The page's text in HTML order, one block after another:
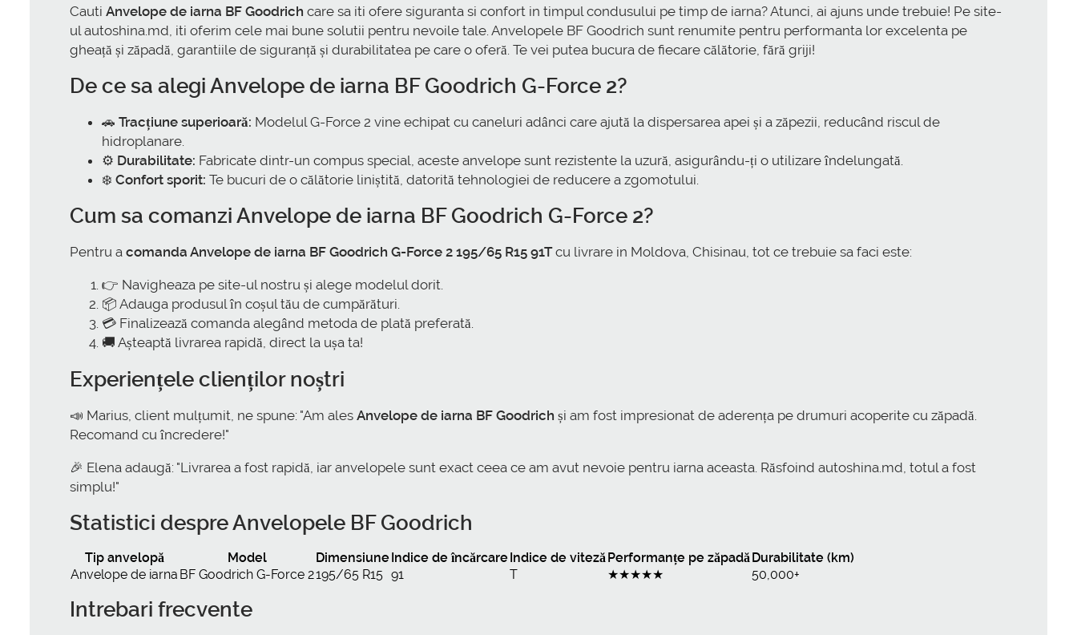
Cauti Anvelope de iarna BF Goodrich care sa iti ofere siguranta si confort in timpul condusului pe timp de iarna? Atunci, ai ajuns unde trebuie! Pe site-
ul autoshina.md, iti oferim cele mai bune solutii pentru nevoile tale. Anvelopele BF Goodrich sunt renumite pentru performanta lor excelenta pe
gheață și zăpadă, garantiile de siguranță și durabilitatea pe care o oferă. Te vei putea bucura de fiecare călătorie, fără griji!
De ce sa alegi Anvelope de iarna BF Goodrich G-Force 2?
🚗 Tracțiune superioară: Modelul G-Force 2 vine echipat cu caneluri adânci care ajută la dispersarea apei și a zăpezii, reducând riscul de
hidroplanare.
⚙️ Durabilitate: Fabricate dintr-un compus special, aceste anvelope sunt rezistente la uzură, asigurându-ți o utilizare îndelungată.
❄️ Confort sporit: Te bucuri de o călătorie liniștită, datorită tehnologiei de reducere a zgomotului.
Cum sa comanzi Anvelope de iarna BF Goodrich G-Force 2?
Pentru a comanda Anvelope de iarna BF Goodrich G-Force 2 195/65 R15 91Tcu livrare in Moldova, Chisinau, tot ce trebuie sa faci este:
👉 Navigheaza pe site-ul nostru și alege modelul dorit.
📦 Adauga produsul în coșul tău de cumpărături.
💳 Finalizează comanda alegând metoda de plată preferată.
🚚 Așteaptă livrarea rapidă, direct la ușa ta!
Experiențele clienților noștri
📣 Marius, client mulțumit, ne spune: "Am ales Anvelope de iarna BF Goodrich și am fost impresionat de aderența pe drumuri acoperite cu zăpadă.
Recomand cu încredere!"
🎉 Elena adaugă: "Livrarea a fost rapidă, iar anvelopele sunt exact ceea ce am avut nevoie pentru iarna aceasta. Răsfoind autoshina.md, totul a fost
simplu!"
Statistici despre Anvelopele BF Goodrich
Tip anvelopă Model DimensiuneIndice de încărcareIndice de vitezăPerformanțe pe zăpadăDurabilitate (km)
Anvelope de iarna BF Goodrich G-Force 2195/65 R15 91 T ★★★★★ 50,000+
Intrebari frecvente